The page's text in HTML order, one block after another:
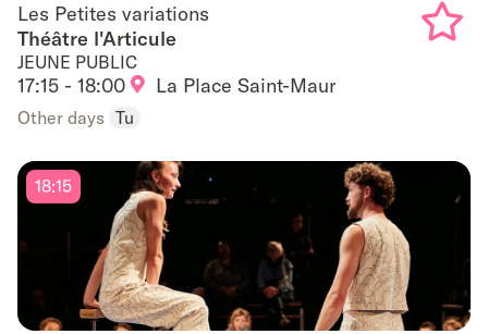
Les Petites variations
Les Petites variations
Théâtre l'Articule
JEUNE PUBLIC
17:15 - 18:00 La Place Saint-Maur
Other days Tu
18:15